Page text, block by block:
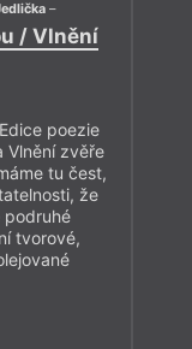
–
/ Vlnění
poezie
Vlnění zvěře
tu čest,
že
podruhé
tvorové,